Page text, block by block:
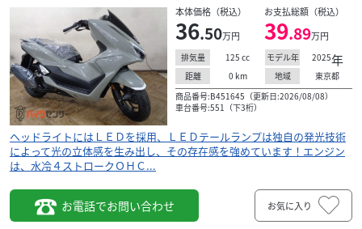
本体価格（税込）
36.50万円
お支払総額（税込）
39.89万円
排気量 125 cc モデル年 2025年
距離 0 km 地域
東京都
商品番号:B451645（更新日:2026/08/08）
車台番号:551（下3桁）
ヘッドライトにはＬＥＤを採用、ＬＥＤテールランプは独自の発光技術
によって光の立体感を生み出し、その存在感を強めています！エンジン
は、水冷４ストロークＯＨＣ...
お電話でお問い合わせ お気に入り